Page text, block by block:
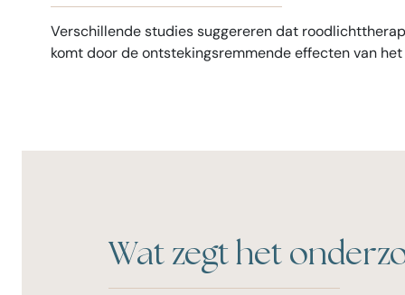
Verschillende studies suggereren dat
komt door de ontstekingsremmende effecten van
Wat zegt het